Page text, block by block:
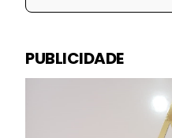
PUBLICIDADE